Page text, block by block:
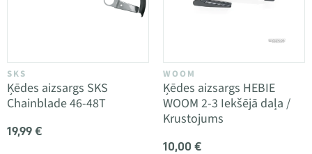
SKS
Ķēdes aizsargs SKS
Chainblade 46-48T
19,99 €
WOOM
Ķēdes aizsargs HEBIE
WOOM 2-3 Iekšējā daļa /
Krustojums
10,00 €